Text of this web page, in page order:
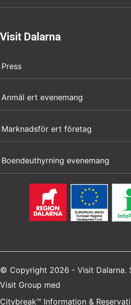
Visit Dalarna
Press
Anmäl ert evenemang
Marknadsför ert företag
Boendeuthyrning evenemang
© Copyright 2026 - Visit Dalarna.
Visit Group med
Citybreak™ Information &